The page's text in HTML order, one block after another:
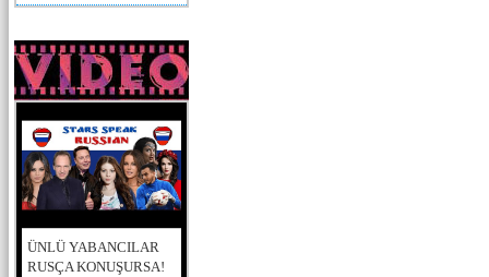
ÜNLÜ YABANCILAR
RUSÇA KONUŞURSA!